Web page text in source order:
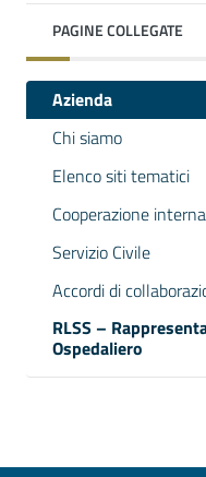
PAGINE COLLEGATE
Azienda
Chi siamo
Elenco siti tematici
Cooperazione
Servizio Civile
Accordi di
RLSS –
Ospedaliero